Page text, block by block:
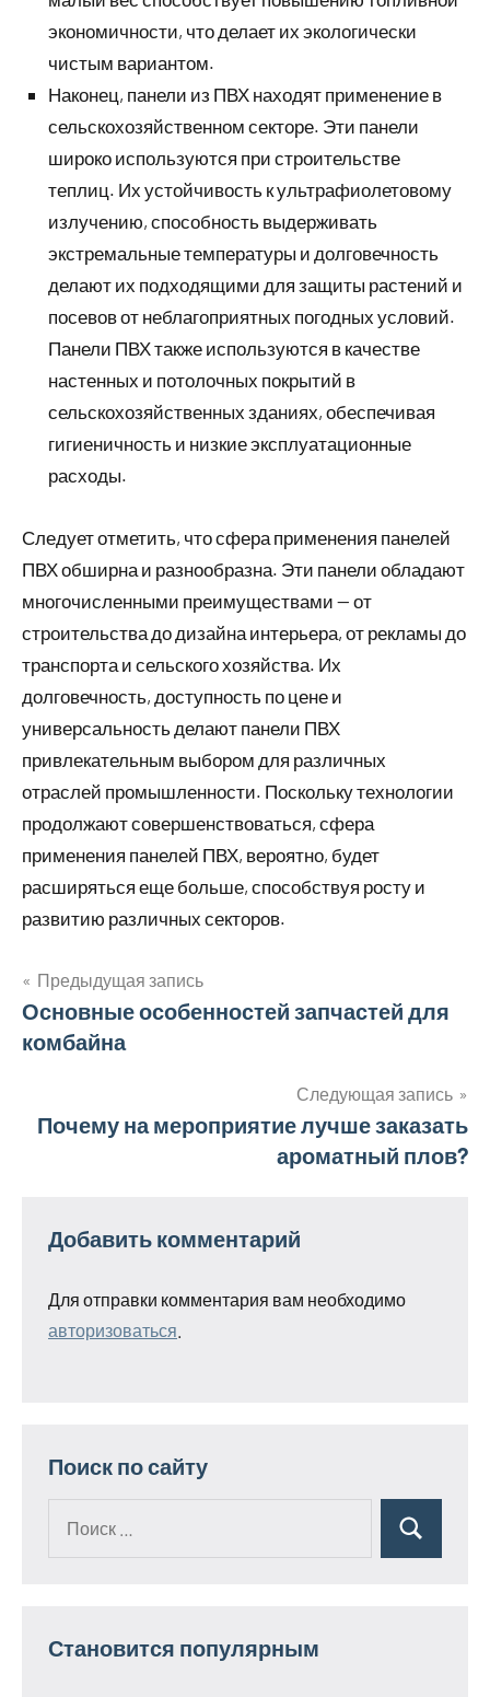
экономичности, что делает их экологически
чистым вариантом.
Наконец, панели из ПВХ находят применение в
сельскохозяйственном секторе. Эти панели
широко используются при строительстве
теплиц. Их устойчивость к ультрафиолетовому
излучению, способность выдерживать
экстремальные температуры и долговечность
делают их подходящими для защиты растений и
посевов от неблагоприятных погодных условий.
Панели ПВХ также используются в качестве
настенных и потолочных покрытий в
сельскохозяйственных зданиях, обеспечивая
гигиеничность и низкие эксплуатационные
расходы.
Следует отметить, что сфера применения панелей
ПВХ обширна и разнообразна. Эти панели обладают
многочисленными преимуществами — от
строительства до дизайна интерьера, от рекламы до
транспорта и сельского хозяйства. Их
долговечность, доступность по цене и
универсальность делают панели ПВХ
привлекательным выбором для различных
отраслей промышленности. Поскольку технологии
продолжают совершенствоваться, сфера
применения панелей ПВХ, вероятно, будет
расширяться еще больше, способствуя росту и
развитию различных секторов.
Навигация
по
Предыдущая запись
Основные особенностей запчастей для
комбайна
Следующая запись
Почему на мероприятие лучше заказать
ароматный плов?
Добавить комментарий
Для отправки комментария вам необходимо
авторизоваться
Поиск по сайту
Поиск
Становится популярным